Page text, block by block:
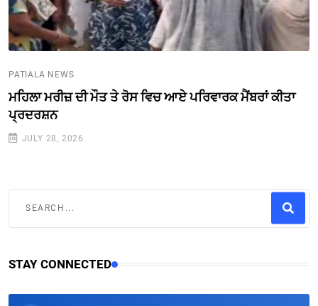
PATIALA NEWS
ਮਹਿਲਾ ਮਰੀਜ਼ ਦੀ ਮੌਤ ਤੇ ਰੋਸ ਵਿਚ ਆਏ ਪਰਿਵਾਰਕ ਮੈਂਬਰਾਂ ਕੀਤਾ
ਪ੍ਰਦਰਸ਼ਨ
JULY 28, 2026
STAY CONNECTED